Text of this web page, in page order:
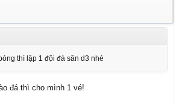
thì lập 1 đội đá sân d3 nhé
đá thì cho mình 1 vé!